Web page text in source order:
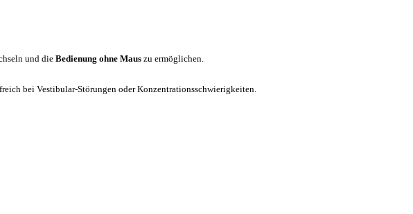
und dieBedienung ohne Maus zu ermöglichen.
bei Vestibular-Störungen oder Konzentrationsschwierigkeiten.